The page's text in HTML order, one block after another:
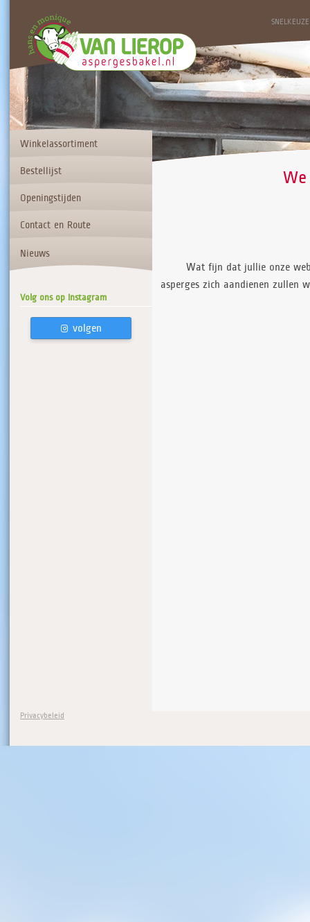
SNELKEUZE
Winkelassortiment
Bestellijst
Openingstijden
Contact en Route
Nieuws
Volg ons op Instagram
volgen
Wat fijn dat jullie onze
asperges zich aandienen zullen
Privacybeleid